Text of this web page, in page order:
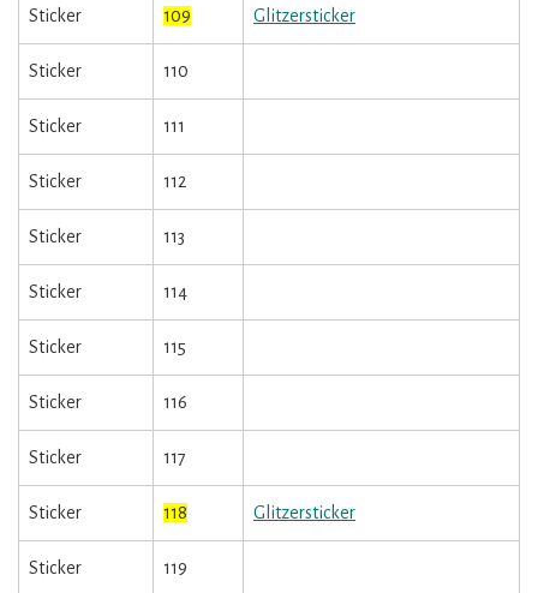
Sticker 109 Glitzersticker
Sticker 110
Sticker 111
Sticker 112
Sticker 113
Sticker 114
Sticker 115
Sticker 116
Sticker 117
Sticker 118 Glitzersticker
Sticker 119